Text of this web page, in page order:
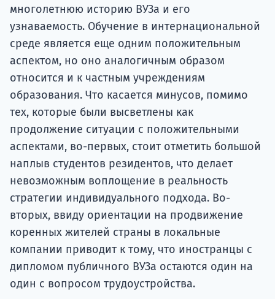
многолетнюю историю ВУЗа и его
узнаваемость. Обучение в интернациональной
среде является еще одним положительным
аспектом, но оно аналогичным образом
относится и к частным учреждениям
образования. Что касается минусов, помимо
тех, которые были высветлены как
продолжение ситуации с положительными
аспектами, во-первых, стоит отметить большой
наплыв студентов резидентов, что делает
невозможным воплощение в реальность
стратегии индивидуального подхода. Во-
вторых, ввиду ориентации на продвижение
коренных жителей страны в локальные
компании приводит к тому, что иностранцы с
дипломом публичного ВУЗа остаются один на
один с вопросом трудоустройства.